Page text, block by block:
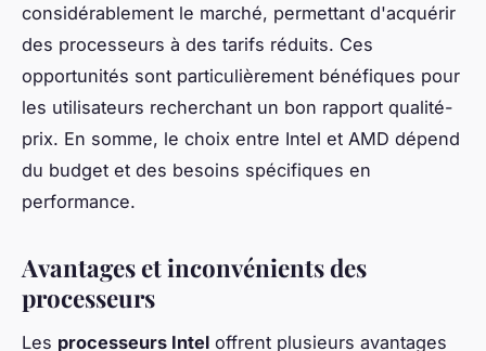
considérablement le marché, permettant d'acquérir
des processeurs à des tarifs réduits. Ces
opportunités sont particulièrement bénéfiques pour
les utilisateurs recherchant un bon rapport qualité-
prix. En somme, le choix entre Intel et AMD dépend
du budget et des besoins spécifiques en
performance.
Avantages et inconvénients des
processeurs
Les processeurs Intel offrent plusieurs avantages